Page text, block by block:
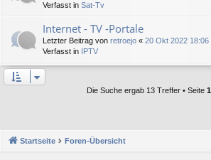
Verfasst in Sat-Tv
Internet - TV -Portale
Letzter Beitrag von retroejo « 20 Okt 2022 18:06
Verfasst in
IPTV
Die Suche ergab 13 Treffer • Seite 1
Startseite Foren-Übersicht